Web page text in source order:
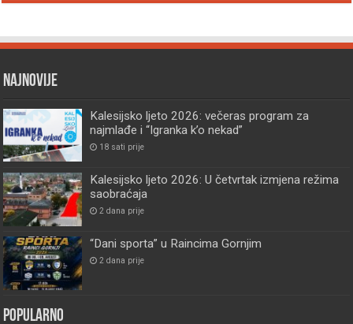
Najnovije
Kalesijsko ljeto 2026: večeras program za
najmlađe i “Igranka k’o nekad”
18 sati prije
Kalesijsko ljeto 2026: U četvrtak izmjena režima
saobraćaja
2 dana prije
“Dani sporta” u Raincima Gornjim
2 dana prije
Popularno